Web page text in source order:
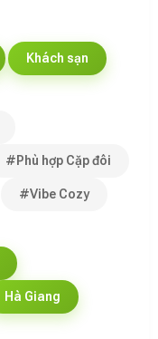
Khách sạn
#Phù hợp Cặp đôi
#Vibe Cozy
Hà Giang